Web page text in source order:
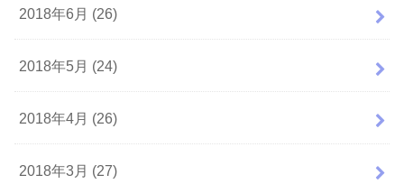
2018年6月 (26)
2018年5月 (24)
2018年4月 (26)
2018年3月 (27)